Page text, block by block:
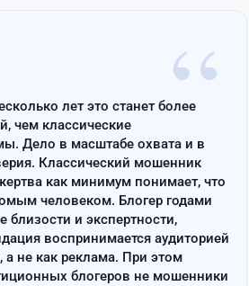
“
лет это станет более
чем классические
Дело в масштабе охвата и в
Классический мошенник
как минимум понимает, что
человеком. Блогер годами
и экспертности,
воспринимается аудиторией
а не как реклама. При этом
блогеров не мошенники